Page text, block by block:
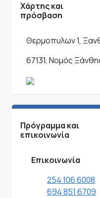
Χάρτης και
πρόσβαση
Θερμοπυλων 1,
67131, Νομός
Πρόγραμμα και
επικοινωνία
Επικοινωνία
254 106 6008
694 851 6709